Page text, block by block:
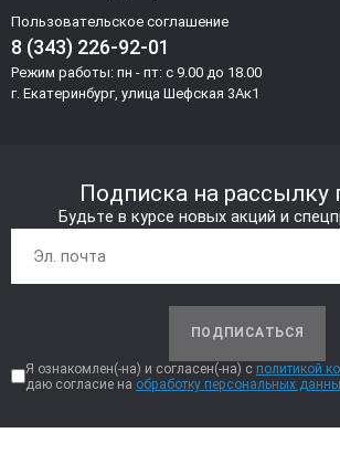
Пользовательское соглашение
8 (343) 226-92-01
Режим работы: пн - пт: с 9.00 до 18.00
г. Екатеринбург, улица Шефская 3Ак1
Подписка на рассылку
Будьте в курсе новых акций и
ПОДПИСАТЬСЯ
Я ознакомлен(-на) и согласен(-на) с политикой
даю согласие на обработку персональных